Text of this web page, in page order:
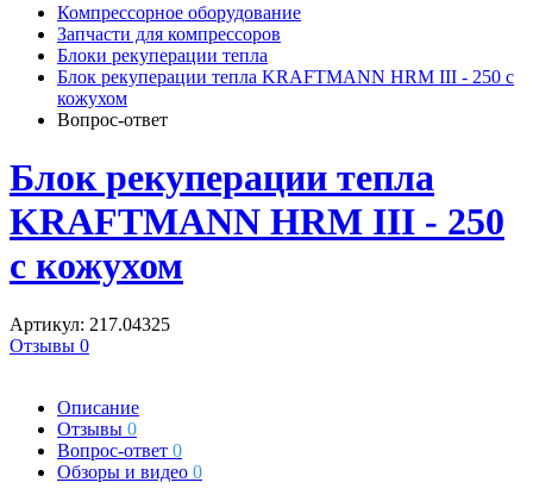
Компрессорное оборудование
Запчасти для компрессоров
Блоки рекуперации тепла
Блок рекуперации тепла KRAFTMANN HRM III - 250 с
кожухом
Вопрос-ответ
Блок рекуперации тепла
KRAFTMANN HRM III - 250
с кожухом
Артикул: 217.04325
Отзывы 0
Описание
Отзывы 0
Вопрос-ответ 0
Обзоры и видео 0